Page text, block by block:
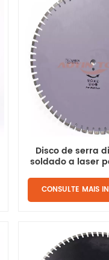
Disco de serra
soldado a laser
CONSULTE MAIS